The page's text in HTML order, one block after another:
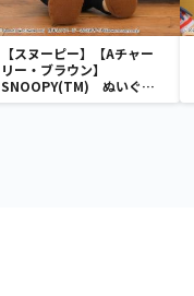
【スヌーピー】【Aチャー
リー・ブラウン】
SNOOPY(TM) ぬいぐる
み ～パリスタイル～